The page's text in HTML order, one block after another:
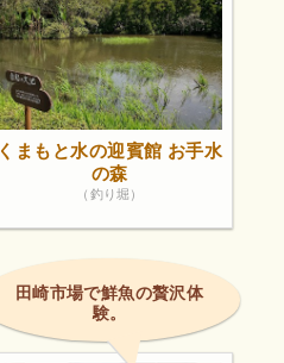
くまもと水の迎賓館 お手水
の森
（釣り堀）
田崎市場で鮮魚の贅沢体
験。